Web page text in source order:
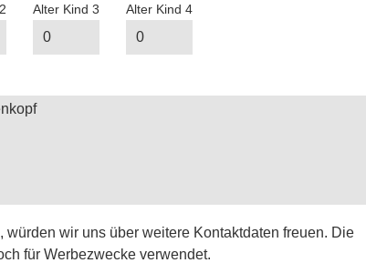
Alter Kind 3 Alter Kind 4
wir uns über weitere Kontaktdaten freuen. Die
für Werbezwecke verwendet.